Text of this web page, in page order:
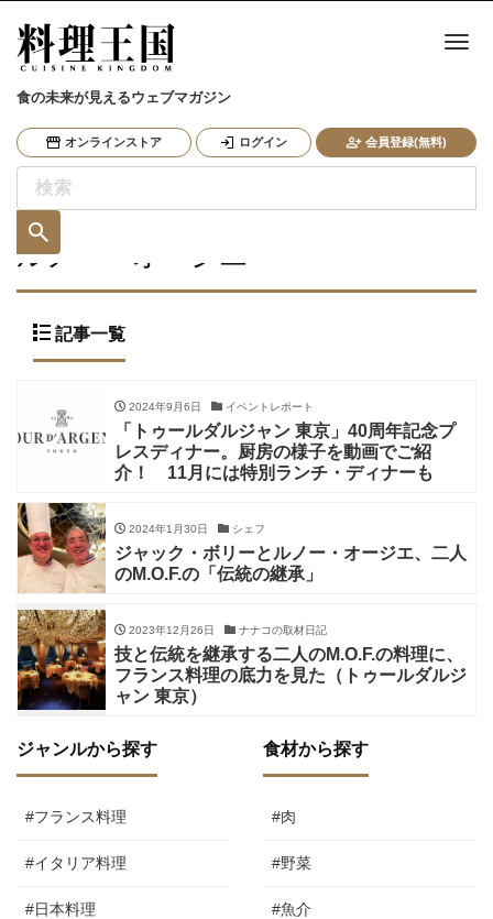
食の未来が見えるウェブマガジン
オンラインストア ログイン 会員登録(無料)
ナ
ルノー・オージエ
記事一覧
2024年9月6日 イベントレポート
「トゥールダルジャン 東京」40周年記念プ
レスディナー。厨房の様子を動画でご紹
介！ 11月には特別ランチ・ディナーも
2024年1月30日 シェフ
ジャック・ボリーとルノー・オージエ、二人
のM.O.F.の「伝統の継承」
2023年12月26日 ナナコの取材日記
技と伝統を継承する二人のM.O.F.の料理に、
フランス料理の底力を見た（トゥールダルジ
ャン 東京）
ジャンルから探す
#フランス料理
#イタリア料理
#日本料理
食材から探す
#肉
#野菜
#魚介